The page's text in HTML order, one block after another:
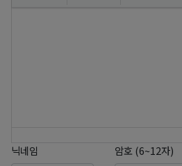
닉네임 암호 (6~12자)